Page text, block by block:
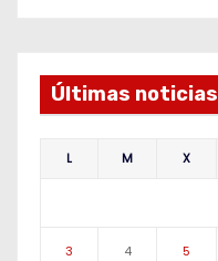
Últimas noticias
L M X
3 4 5